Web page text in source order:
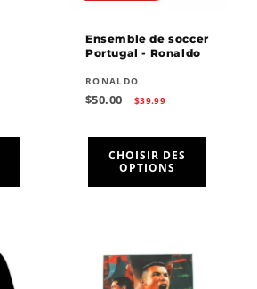
Ensemble de soccer
Portugal - Ronaldo
Fournisseur :
RONALDO
Prix
$50.00
Prix
$39.99
CHOISIR DES
OPTIONS